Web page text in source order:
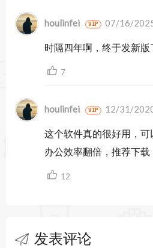
•专心工作，避免分心
•经过漫长而累人的一天后，
•舒缓头痛和偏头痛
•掩盖耳鸣（耳鸣）
还可以帮助：
缓解焦虑|深度睡眠专注与专
或上学|大学正念|工作正念|
houlinfei VIP 07/16/
时隔四年啊，终于发新版
7
houlinfei VIP 12/31/
这个软件真的很好用，
办公效率翻倍，推荐下载
12
发表评论